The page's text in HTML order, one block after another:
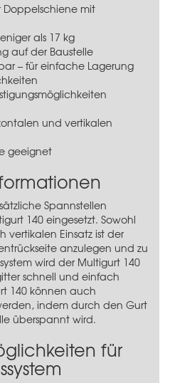
Doppelschiene mit
als 17 kg
auf der Baustelle
– für einfache Lagerung
und vertikalen
geeignet
Spannstellen
140 eingesetzt. Sowohl
vertikalen Einsatz ist der
anzulegen und zu
wird der Multigurt 140
schnell und einfach
140 können auch
indem durch den Gurt
überspannt wird.
für